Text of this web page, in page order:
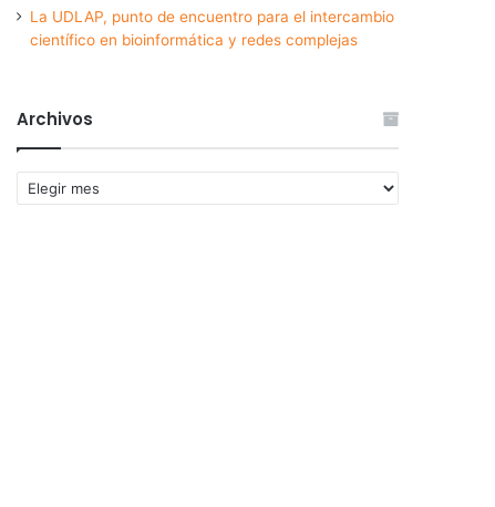
La UDLAP, punto de encuentro para el intercambio
científico en bioinformática y redes complejas
Archivos
Archivos